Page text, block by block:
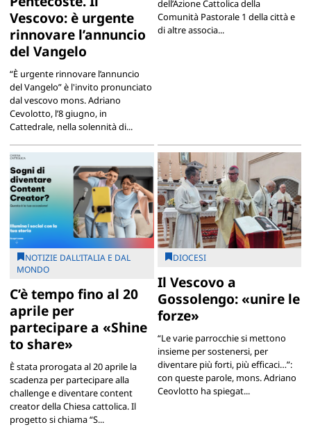
Vescovo: è urgente
rinnovare l’annuncio
del Vangelo
“È urgente rinnovare l’annuncio
del Vangelo” è l'invito pronunciato
dal vescovo mons. Adriano
Cevolotto, l’8 giugno, in
Cattedrale, nella solennità di...
dell’Azione Cattolica della
Comunità Pastorale 1 della città e
di altre associa...
NOTIZIE DALL’ITALIA E DAL
MONDO
C’è tempo fino al 20
aprile per
partecipare a «Shine
to share»
È stata prorogata al 20 aprile la
scadenza per partecipare alla
challenge e diventare content
creator della Chiesa cattolica. Il
progetto si chiama “S...
DIOCESI
Il Vescovo a
Gossolengo: «unire le
forze»
“Le varie parrocchie si mettono
insieme per sostenersi, per
diventare più forti, più efficaci…”:
con queste parole, mons. Adriano
Ceovlotto ha spiegat...